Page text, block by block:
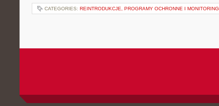
CATEGORIES: REINTRODUKCJE, PROGRAMY OCHRONNE I